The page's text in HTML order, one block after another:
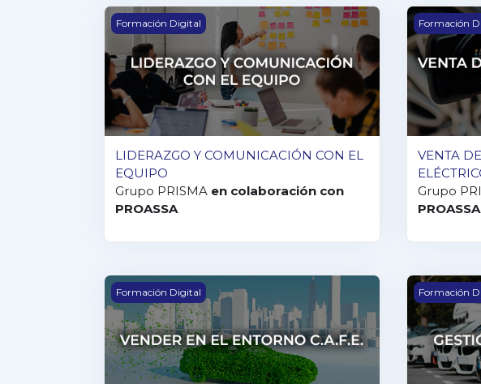
LIDERAZGO Y COMUNICACIÓN CON EL EQUIPO
Formación Digital
LIDERAZGO Y COMUNICACIÓN CON EL
EQUIPO
Grupo PRISMA en colaboración con
PROASSA
VENTA DE
Formación
VENTA
Grupo
PROASSA
VENDER EN EL ENTORNO C.A.F.E.
Formación Digital GESTION
Formación